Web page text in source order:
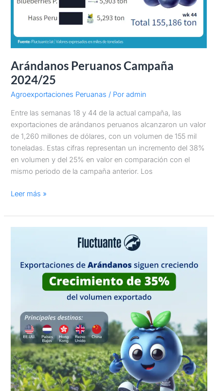
Arándanos Peruanos Campaña
2024/25
Agroexportaciones Peruanas / Poradmin
Entre las semanas 18 y 44 de la actual campaña, las
exportaciones de arándanos peruanos alcanzaron un valor
de 1,260 millones de dólares, con un volumen de 155 mil
toneladas. Estas cifras representan un incremento del 38%
en volumen y del 25% en valor en comparación con el
mismo periodo de la campaña anterior. Los
Leer más »
2024/2025